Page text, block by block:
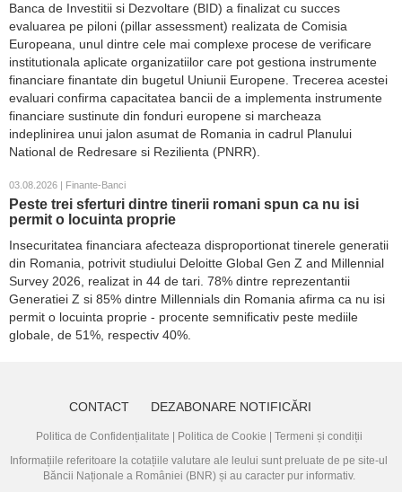
Banca de Investitii si Dezvoltare (BID) a finalizat cu succes
evaluarea pe piloni (pillar assessment) realizata de Comisia
Europeana, unul dintre cele mai complexe procese de verificare
institutionala aplicate organizatiilor care pot gestiona instrumente
financiare finantate din bugetul Uniunii Europene. Trecerea acestei
evaluari confirma capacitatea bancii de a implementa instrumente
financiare sustinute din fonduri europene si marcheaza
indeplinirea unui jalon asumat de Romania in cadrul Planului
National de Redresare si Rezilienta (PNRR).
03.08.2026 | Finante-Banci
Peste trei sferturi dintre tinerii romani spun ca nu isi
permit o locuinta proprie
Insecuritatea financiara afecteaza disproportionat tinerele generatii
din Romania, potrivit studiului Deloitte Global Gen Z and Millennial
Survey 2026, realizat in 44 de tari. 78% dintre reprezentantii
Generatiei Z si 85% dintre Millennials din Romania afirma ca nu isi
permit o locuinta proprie - procente semnificativ peste mediile
globale, de 51%, respectiv 40%.
CONTACT DEZABONARE NOTIFICĂRI
Politica de Confidențialitate Politica de Cookie
Termeni și condiții
Informațiile referitoare la cotațiile valutare ale leului sunt preluate de pe site-ul
Băncii Naționale a României (BNR)și au caracter pur informativ.